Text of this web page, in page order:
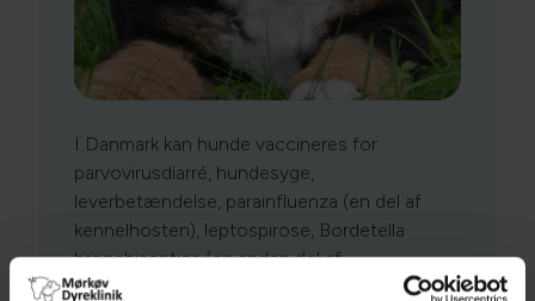
I Danmark kan hunde vaccineres for
parvovirusdiarré, hundesyge,
leverbetændelse, parainfluenza (en del af
kennelhosten), leptospirose, Bordetella
bronchiseptica (en anden del af
kennelhosten) samt rabies (hundegalskab).